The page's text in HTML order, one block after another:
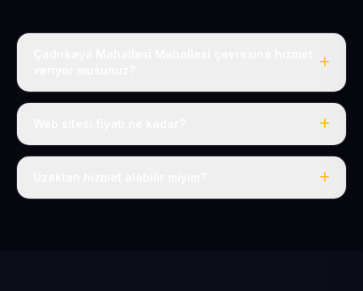
Evet, Çadırkaya Mahallesi dahil tüm Yeşilhisar ve
Tek fiyat: yılda 50 USD + KDV, her şey dahil.